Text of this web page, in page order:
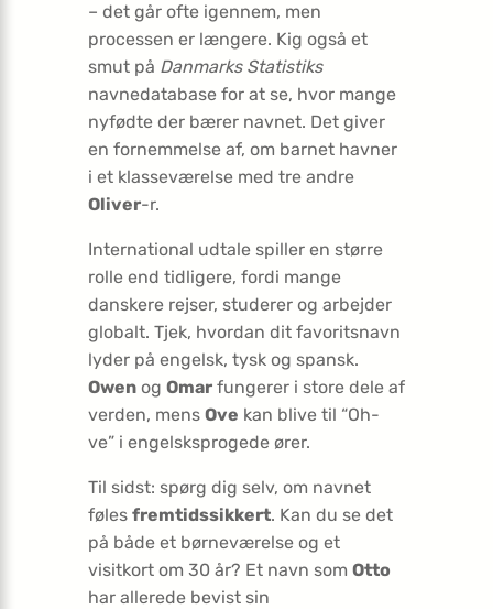
– det går ofte igennem, men
processen er længere. Kig også et
smut på Danmarks Statistiks
navnedatabase for at se, hvor mange
nyfødte der bærer navnet. Det giver
en fornemmelse af, om barnet havner
i et klasseværelse med tre andre
Oliver-r.
International udtale spiller en større
rolle end tidligere, fordi mange
danskere rejser, studerer og arbejder
globalt. Tjek, hvordan dit favoritsnavn
lyder på engelsk, tysk og spansk.
Owen og Omar fungerer i store dele af
verden, mens Ove kan blive til “Oh-
ve” i engelsksprogede ører.
Til sidst: spørg dig selv, om navnet
føles fremtidssikkert. Kan du se det
på både et børneværelse og et
visitkort om 30 år? Et navn som Otto
har allerede bevist sin